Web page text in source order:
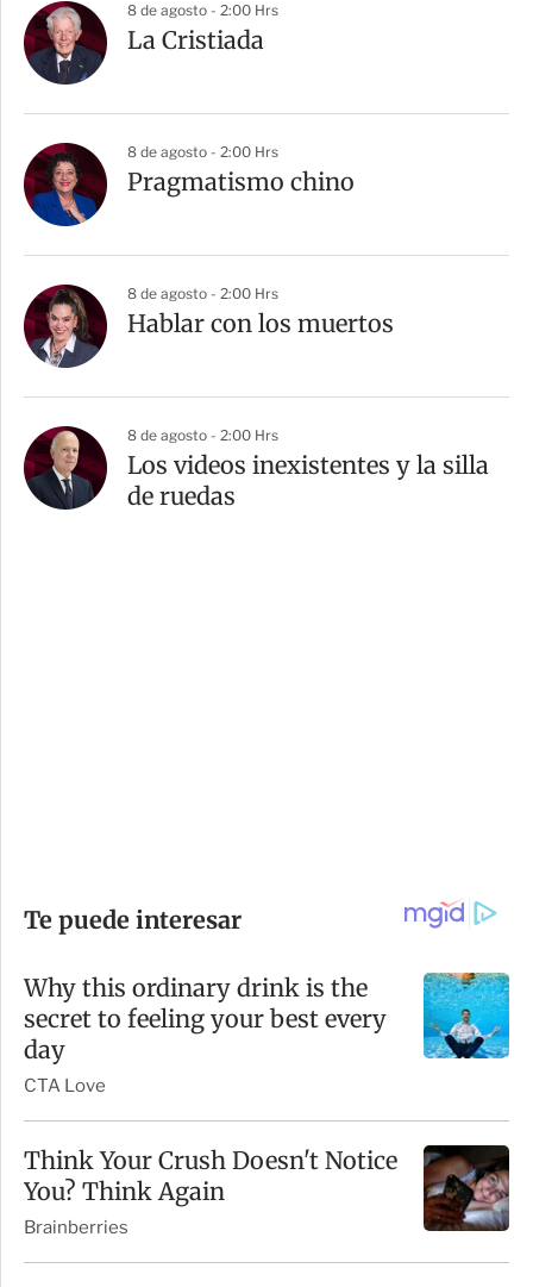
8 de agosto - 2:00 Hrs
La Cristiada
8 de agosto - 2:00 Hrs
Pragmatismo chino
8 de agosto - 2:00 Hrs
Hablar con los muertos
8 de agosto - 2:00 Hrs
Los videos inexistentes y la silla
de ruedas